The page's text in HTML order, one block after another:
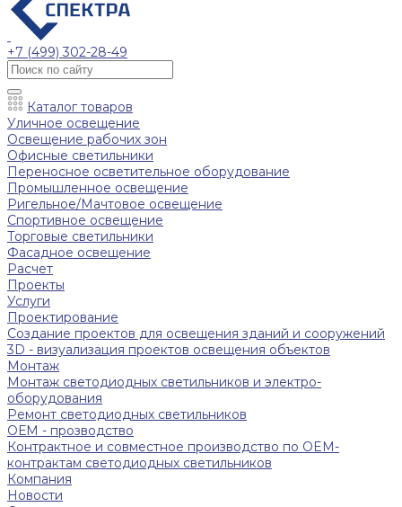
+7 (499) 302-28-49
Каталог товаров
Уличное освещение
Освещение рабочих зон
Офисные светильники
Переносное осветительное оборудование
Промышленное освещение
Ригельное/Мачтовое освещение
Спортивное освещение
Торговые светильники
Фасадное освещение
Расчет
Проекты
Услуги
Проектирование
Создание проектов для освещения зданий и сооружений
3D - визуализация проектов освещения объектов
Монтаж
Монтаж светодиодных светильников и электро-
оборудования
Ремонт светодиодных светильников
ОЕМ - прозводство
Контрактное и совместное производство по OEM-
контрактам светодиодных светильников
Компания
Новости